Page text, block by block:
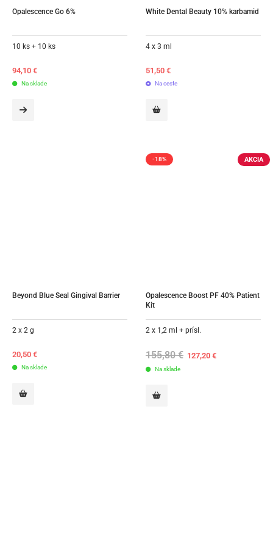
Opalescence Go 6%
10 ks + 10 ks
94,10 €
Na sklade
White Dental Beauty 10% karbamid
4 x 3 ml
51,50 €
Na ceste
Beyond Blue Seal Gingival Barrier
2 x 2 g
20,50 €
Na sklade
AKCIA
-18%
Opalescence Boost PF 40% Patient
Kit
2 x 1,2 ml + prísl.
155,80€ Original
price
127,20€Current
Na sklade